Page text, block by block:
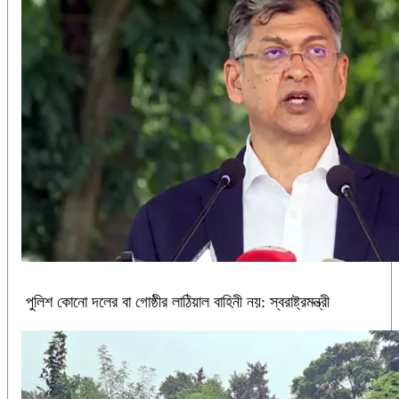
পুলিশ কোনো দলের বা গোষ্ঠীর লাঠিয়াল বাহিনী নয়: স্বরাষ্ট্রমন্ত্রী